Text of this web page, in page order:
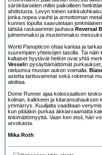
särökitaroiden miltei paikoilleen
ahdistusta. Levyn toinen
jonka nopea vauhti ja armottoman
kunnes lopulta saavutetaan
tähtää raskaammin jauhava Reversal
julmemmaksi ja mustemmaksi
World Panopticon ottaa kantaa ja
suurempien yhteisöjen tasolla. Tai näin
kaltaiset hyytävät hetket ovat yhtä
Vesselin pysäyttämättömät
nieluunsa mustan aukon voimalla.
astetta tarttuvammat sekä rokimmat
aloittaa.
Dome Runner ajaa kolossaalisen
kolinan, kalkkeen ja kitaransahauksen
ymmärrys. Kuulijalta vaaditaan
kun pitääkin purkaa äkkiarvaamatta
tinkimättömyyttä. Vaan ken etsii, hän
arvokasta.
Mika Roth